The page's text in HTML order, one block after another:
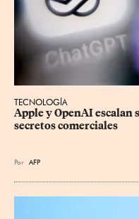
TECNOLOGÍA
Apple y OpenAI escalan
secretos comerciales
Por AFP